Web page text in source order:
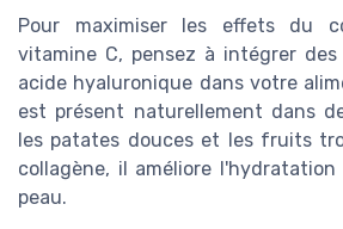
Pour maximiser les effets du
vitamine C, pensez à intégrer
acide hyaluronique dans votre
est présent naturellement dans
les patates douces et les fruits
collagène, il améliore
peau.